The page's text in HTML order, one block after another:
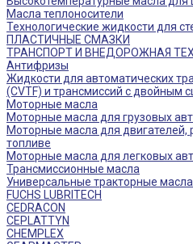
Масла теплоносители
Технологические жидкости для
ПЛАСТИЧНЫЕ СМАЗКИ
ТРАНСПОРТ И ВНЕДОРОЖНАЯ
Антифризы
Жидкости для автоматических
(CVTF) и трансмиссий с двойным
Моторные масла
Моторные масла для грузовых
Моторные масла для
топливе
Моторные масла для легковых
Трансмиссионные масла
Универсальные тракторные масла
FUCHS LUBRITECH
CEDRACON
CEPLATTYN
CHEMPLEX